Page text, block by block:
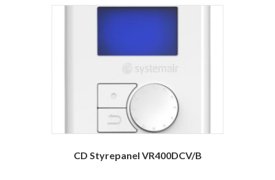
CD Styrepanel VR400DCV/B